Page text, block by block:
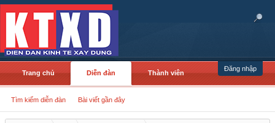
Đăng nhập
Trang chủ Diễn đàn
Tìm kiếm diễn đàn Bài viết gần đây
Thành viên